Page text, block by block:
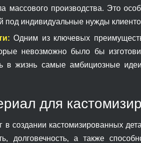
массового производства. Это
под индивидуальные нужды
Одним из ключевых
невозможно было бы
в жизнь самые амбициозные
для
кастомизированных
долговечность, а также